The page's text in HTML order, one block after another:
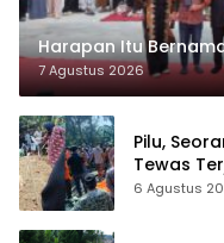
Harapan Itu
7 Agustus 2026
Pilu,
Tewas
6 Agustus